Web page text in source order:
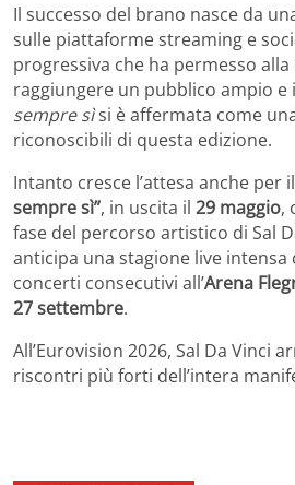
Il successo del brano nasce da
sulle piattaforme streaming e
progressiva che ha permesso alla
raggiungere un pubblico ampio e
sempre sìsi è affermata come
riconoscibili di questa edizione.
Intanto cresce l’attesa anche per
sempre sì”, in uscita il 29 maggio,
fase del percorso artistico di Sal
anticipa una stagione live
concerti consecutivi all’Arena
27 settembre.
All’Eurovision 2026, Sal Da Vinci
riscontri più forti dell’intera